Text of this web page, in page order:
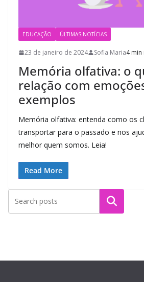
EDUCAÇÃO ÚLTIMAS NOTÍCIAS
23 de janeiro de 2024 Sofia Maria4 min
Memória olfativa: o
relação com
exemplos
Memória olfativa: entenda como os
transportar para o passado e nos
melhor quem somos. Leia!
Read More
Pesquisar